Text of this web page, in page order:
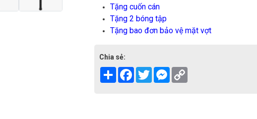
Tặng cuốn cán
Tặng 2 bóng tập
Tặng bao đơn bảo vệ mặt vợt
Chia sẻ:
Share Facebook
TwitterMessenger